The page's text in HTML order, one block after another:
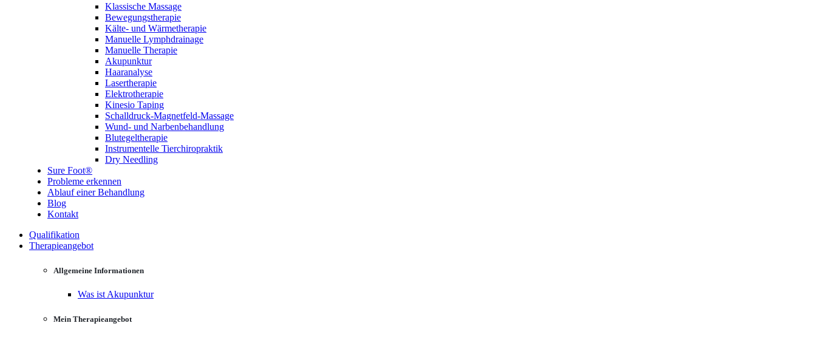
Klassische Massage
Bewegungstherapie
Kälte- und Wärmetherapie
Manuelle Lymphdrainage
Manuelle Therapie
Akupunktur
Haaranalyse
Lasertherapie
Elektrotherapie
Kinesio Taping
Schalldruck-Magnetfeld-Massage
Wund- und Narbenbehandlung
Blutegeltherapie
Instrumentelle Tierchiropraktik
Dry Needling
Sure Foot®
Probleme erkennen
Ablauf einer Behandlung
Blog
Kontakt
Qualifikation
Therapieangebot
Allgemeine Informationen
Was ist Akupunktur
Mein Therapieangebot